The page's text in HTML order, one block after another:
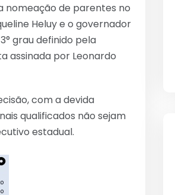
nomeação de parentes no
Heluy e o governador
grau definido pela
assinada por Leonardo
com a devida
qualificados não sejam
estadual.